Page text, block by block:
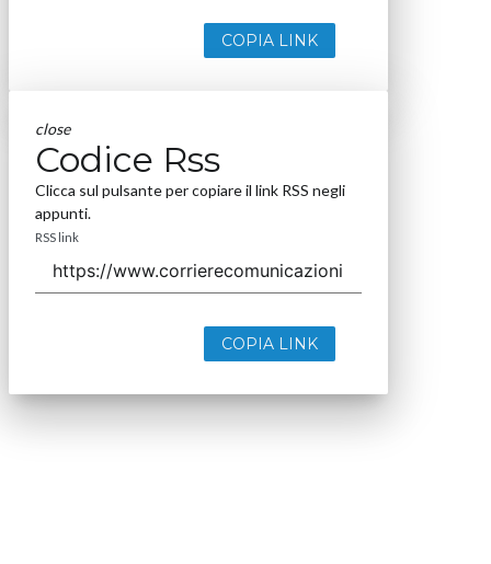
COPIA LINK
close
Codice Rss
Clicca sul pulsante per copiare il link RSS negli
appunti.
RSS link
COPIA LINK